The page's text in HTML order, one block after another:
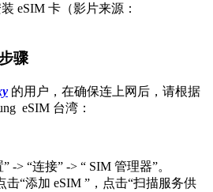
eSIM 卡（影片来源：
骤
的用户，在确保连上网后，请根据
eSIM 台湾：
-> “连接” -> “ SIM 管理器”。
击“添加 eSIM ”，点击“扫描服务供